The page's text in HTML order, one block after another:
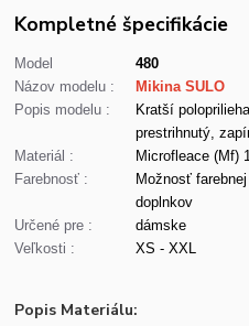
Kompletné špecifikácie
Model
480
Názov modelu :
Mikina SULO
Popis modelu :
Kratší
prestrihnutý,
Materiál :
Microfleace (Mf)
Farebnosť :
Možnosť
doplnkov
Určené pre :
dámske
Veľkosti :
XS - XXL
Popis Materiálu: